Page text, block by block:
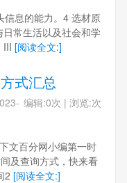
信息的能力。4 选材原
常生活以及社会和学
III [阅读全文:]
方式汇总
编辑:0次 | 浏览:次
文百分网小编第一时
及查询方式，快来看
2 [阅读全文:]